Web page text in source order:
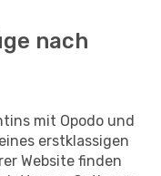
nach
mit Opodo und
erstklassigen
Website finden